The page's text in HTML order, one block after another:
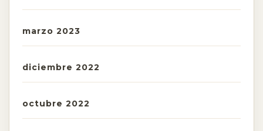
marzo 2023
diciembre 2022
octubre 2022